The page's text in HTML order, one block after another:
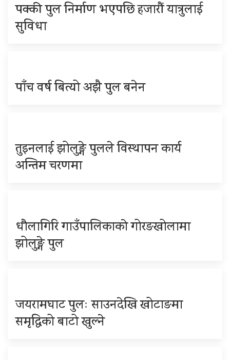
पक्की पुल निर्माण भएपछि हजारौं यात्रुलाई
सुविधा
पाँच वर्ष बित्यो अझै पुल बनेन
तुइनलाई झोलुङ्गे पुलले विस्थापन कार्य
अन्तिम चरणमा
धौलागिरि गाउँपालिकाकाे गोरङखोलामा
झोलुङ्गे पुल
जयरामघाट पुलः साउनदेखि खोटाङमा
समृद्धिको बाटो खुल्ने